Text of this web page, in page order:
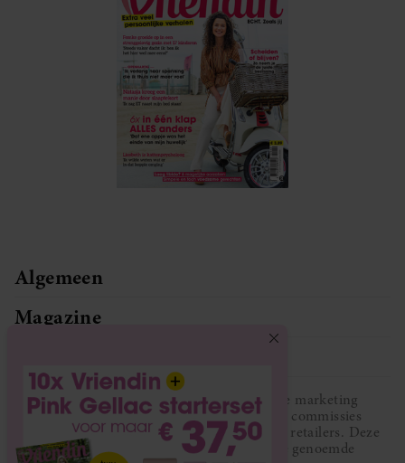
Algemeen
Magazine
Vriendin participeert in diverse affiliate marketing
programma’s, dat houdt in dat Vriendin commissies
ontvangt voor aankopen middels links van retailers. Deze
website wordt niet gesponsord door de genoemde